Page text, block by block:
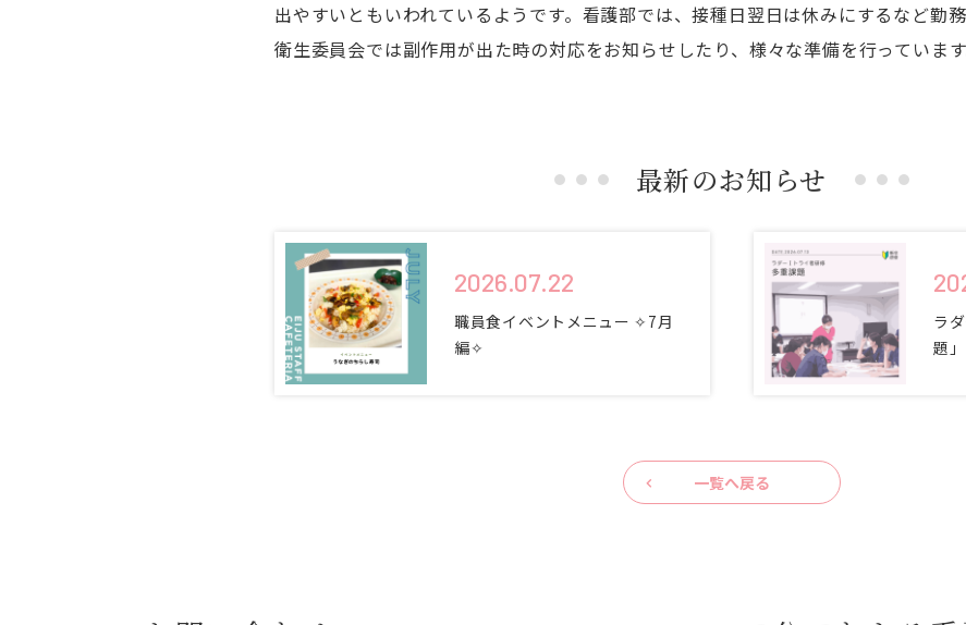
出やすいともいわれているようです。看護部では、接種日翌日は休みにするなど勤
衛生委員会では副作用が出た時の対応をお知らせしたり、様々な準備を行っています
最新のお知らせ
2026.07.22
職員食イベントメニュー ✧7月
編✧
ラ
題」
一覧へ戻る